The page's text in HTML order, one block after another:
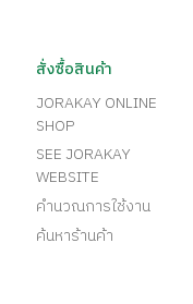
สั่งซื้อสินค้า
JORAKAY ONLINE
SHOP
SEE JORAKAY
WEBSITE
คำนวณการใช้งาน
ค้นหาร้านค้า